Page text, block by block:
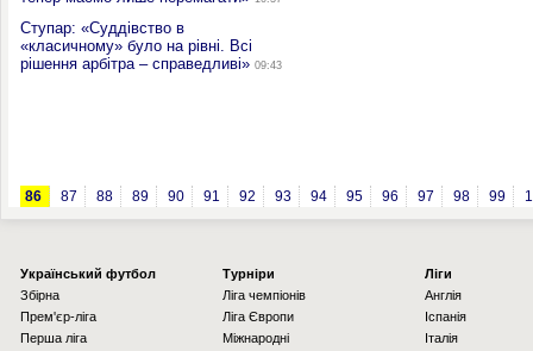
Ступар: «Суддівство в
«класичному» було на рівні. Всі
рішення арбітра – справедливі» 09:43
86 87 88 89 90 91 92 93 94 95 96 97 98 99
Українcький футбол
Збірна
Прем'єр-ліга
Перша ліга
Турніри
Ліга чемпіонів
Ліга Європи
Міжнародні
Ліги
Англія
Іспанія
Італія